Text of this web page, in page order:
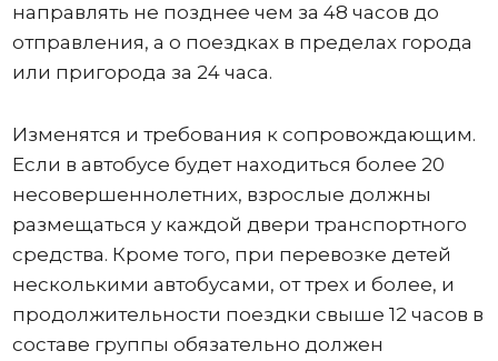
направлять не позднее чем за 48 часов до
отправления, а о поездках в пределах города
или пригорода за 24 часа.
Изменятся и требования к сопровождающим.
Если в автобусе будет находиться более 20
несовершеннолетних, взрослые должны
размещаться у каждой двери транспортного
средства. Кроме того, при перевозке детей
несколькими автобусами, от трех и более, и
продолжительности поездки свыше 12 часов в
составе группы обязательно должен